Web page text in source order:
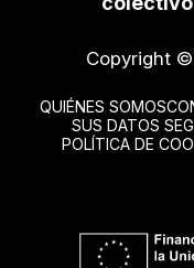
Copyright ©
QUIÉNES SOMOS
SUS DATOS
POLÍTICA DE